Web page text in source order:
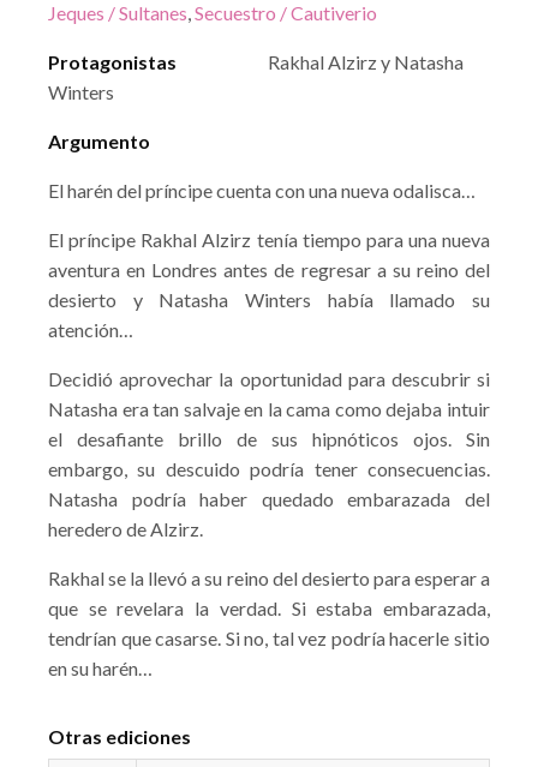
Jeques / Sultanes,Secuestro / Cautiverio
Protagonistas
Rakhal Alzirz y Natasha
Winters
Argumento
El harén del príncipe cuenta con una nueva odalisca…
El príncipe Rakhal Alzirz tenía tiempo para una nueva
aventura en Londres antes de regresar a su reino del
desierto y Natasha Winters había llamado su
atención…
Decidió aprovechar la oportunidad para descubrir si
Natasha era tan salvaje en la cama como dejaba intuir
el desafiante brillo de sus hipnóticos ojos. Sin
embargo, su descuido podría tener consecuencias.
Natasha podría haber quedado embarazada del
heredero de Alzirz.
Rakhal se la llevó a su reino del desierto para esperar a
que se revelara la verdad. Si estaba embarazada,
tendrían que casarse. Si no, tal vez podría hacerle sitio
en su harén…
Otras ediciones